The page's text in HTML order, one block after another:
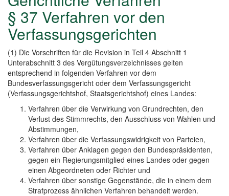
§ 37 Verfahren vor den
Verfassungsgerichten
(1) Die Vorschriften für die Revision in Teil 4 Abschnitt 1
Unterabschnitt 3 des Vergütungsverzeichnisses gelten
entsprechend in folgenden Verfahren vor dem
Bundesverfassungsgericht oder dem Verfassungsgericht
(Verfassungsgerichtshof, Staatsgerichtshof) eines Landes:
Verfahren über die Verwirkung von Grundrechten, den
Verlust des Stimmrechts, den Ausschluss von Wahlen und
Abstimmungen,
Verfahren über die Verfassungswidrigkeit von Parteien,
Verfahren über Anklagen gegen den Bundespräsidenten,
gegen ein Regierungsmitglied eines Landes oder gegen
einen Abgeordneten oder Richter und
Verfahren über sonstige Gegenstände, die in einem dem
Strafprozess ähnlichen Verfahren behandelt werden.